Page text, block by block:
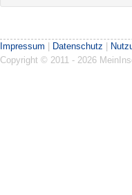
Impressum Datenschutz
Copyright © 2011 - 2026